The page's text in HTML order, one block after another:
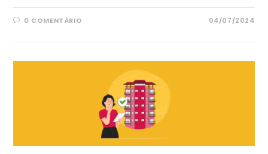
0 COMENTÁRIO 04/07/2024